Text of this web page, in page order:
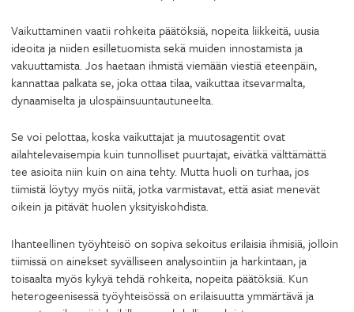
Vaikuttaminen vaatii rohkeita päätöksiä, nopeita liikkeitä, uusia
ideoita ja niiden esilletuomista sekä muiden innostamista ja
vakuuttamista. Jos haetaan ihmistä viemään viestiä eteenpäin,
kannattaa palkata se, joka ottaa tilaa, vaikuttaa itsevarmalta,
dynaamiselta ja ulospäinsuuntautuneelta.
Se voi pelottaa, koska vaikuttajat ja muutosagentit ovat
ailahtelevaisempia kuin tunnolliset puurtajat, eivätkä välttämättä
tee asioita niin kuin on aina tehty. Mutta huoli on turhaa, jos
tiimistä löytyy myös niitä, jotka varmistavat, että asiat menevät
oikein ja pitävät huolen yksityiskohdista.
Ihanteellinen työyhteisö on sopiva sekoitus erilaisia ihmisiä, jolloin
tiimissä on ainekset syvälliseen analysointiin ja harkintaan, ja
toisaalta myös kykyä tehdä rohkeita, nopeita päätöksiä. Kun
heterogeenisessä työyhteisössä on erilaisuutta ymmärtävä ja